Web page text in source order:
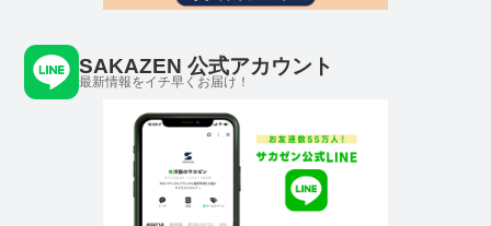
SAKAZEN 公式アカウント
最新情報をイチ早くお届け！